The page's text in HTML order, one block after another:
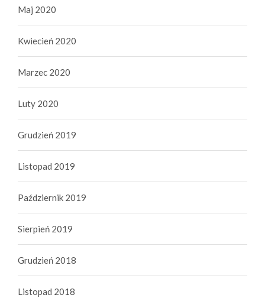
Maj 2020
Kwiecień 2020
Marzec 2020
Luty 2020
Grudzień 2019
Listopad 2019
Październik 2019
Sierpień 2019
Grudzień 2018
Listopad 2018